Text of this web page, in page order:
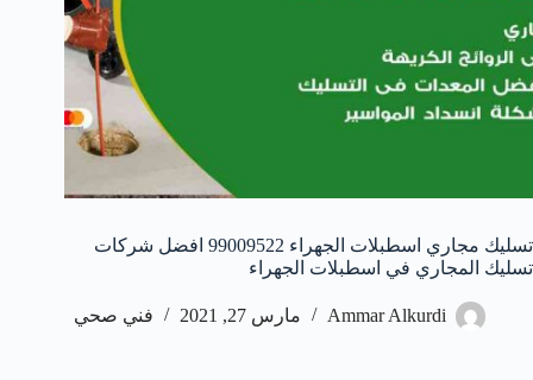
تسليك مجاري اسطبلات الجهراء 99009522 افضل شركات
تسليك المجاري في اسطبلات الجهراء
Ammar Alkurdi مارس 27, 2021 فني صحي